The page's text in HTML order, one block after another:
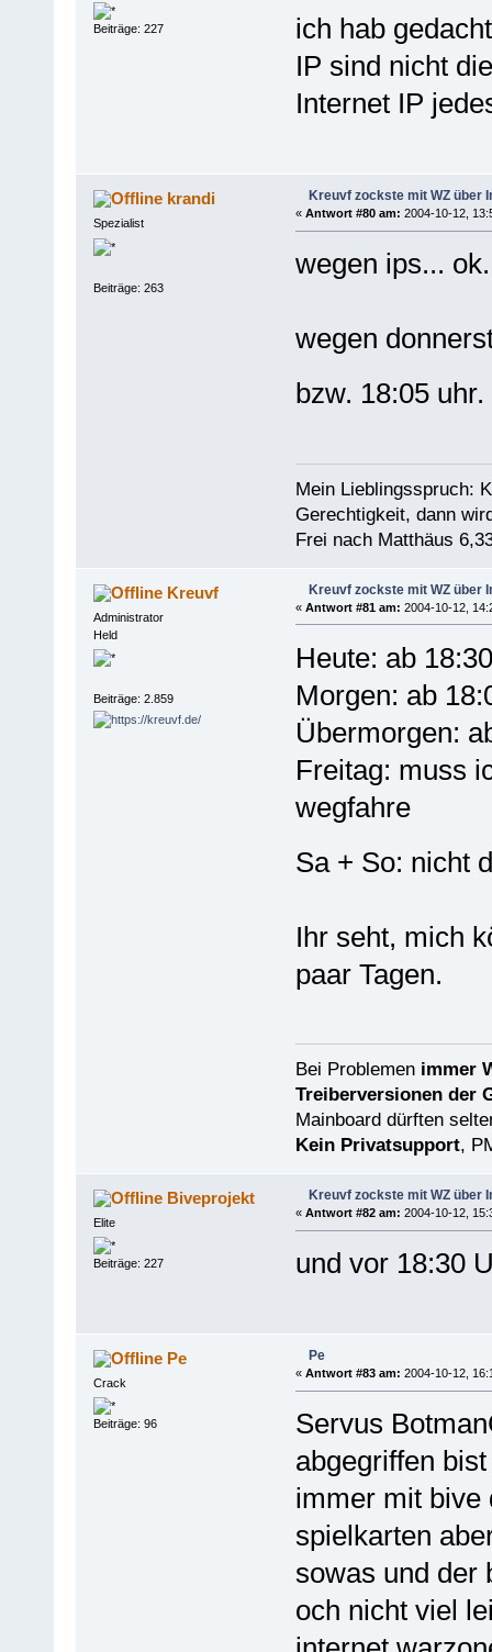
Beiträge: 227
ich hab
IP sind nicht
Internet IP
krandi
Spezialist
Beiträge: 263
Kreuvf zockste mit WZ über
« Antwort #80 am: 2004-10-12,
wegen ips... ok.
wegen
bzw. 18:05 uhr.
Mein Lieblingsspruch:
Gerechtigkeit, dann
Frei nach Matthäus
Kreuvf
Administrator
Held
Beiträge: 2.859
Kreuvf zockste mit WZ über
« Antwort #81 am: 2004-10-12,
Heute: ab
Morgen: ab
Übermorgen:
Freitag: muss
wegfahre
Sa + So: nicht
Ihr seht, mich
paar Tagen.
Bei Problemen immer
Treiberversionen der
Mainboard dürften
Kein Privatsupport,
Biveprojekt
Elite
Beiträge: 227
Kreuvf zockste mit WZ über
« Antwort #82 am: 2004-10-12,
und vor 18:30
Pe
Crack
Beiträge: 96
Pe
« Antwort #83 am: 2004-10-12,
Servus
abgegriffen
immer mit bive
spielkarten
sowas und der
och nicht viel